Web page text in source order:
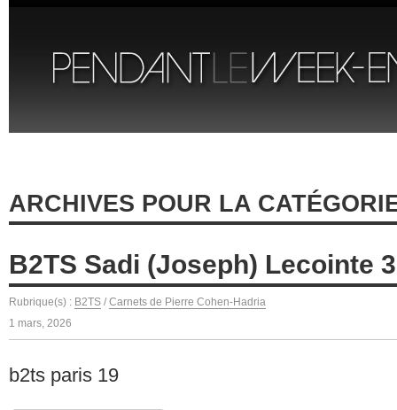
ARCHIVES POUR LA
B2TS Sadi (Joseph) Lecointe
Rubrique(s) : B2TS / Carnets de Pierre Cohen-Hadria
1 mars, 2026
b2ts paris 19